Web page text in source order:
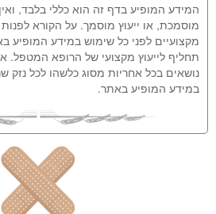
המידע המופיע בדף זה הוא כללי בלבד,
מוסמכת, או ייעוץ מוסמך. על הקורא
מקצועיים לפני כל שימוש במידע המופיע
תחליף לייעוץ מקצועי של הרופא המטפל.
נושאים בכל אחריות מסוג כלשהו לכל נזק
במידע המופיע באתר.